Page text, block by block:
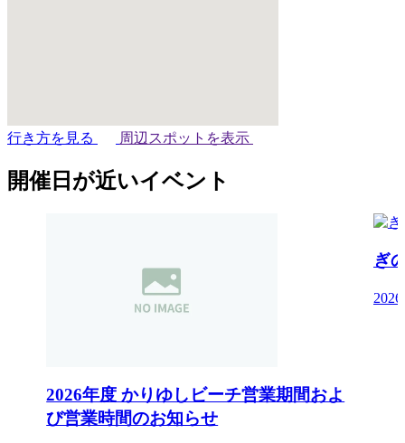
行き方を見る 周辺スポットを表示
開催日が近いイベント
2026年度 かりゆしビーチ営業期間およ
び営業時間のお知らせ
ぎ